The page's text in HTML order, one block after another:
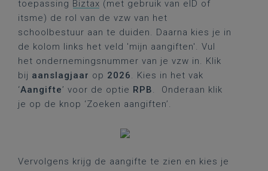
toepassing Biztax (met gebruik van eID of
itsme) de rol van de vzw van het
schoolbestuur aan te duiden. Daarna kies je in
de kolom links het veld 'mijn aangiften'. Vul
het ondernemingsnummer van je vzw in. Klik
bij aanslagjaar op 2026. Kies in het vak
‘Aangifte’ voor de optie RPB. Onderaan klik
je op de knop ‘Zoeken aangiften’.
Vervolgens krijg de aangifte te zien en kies je